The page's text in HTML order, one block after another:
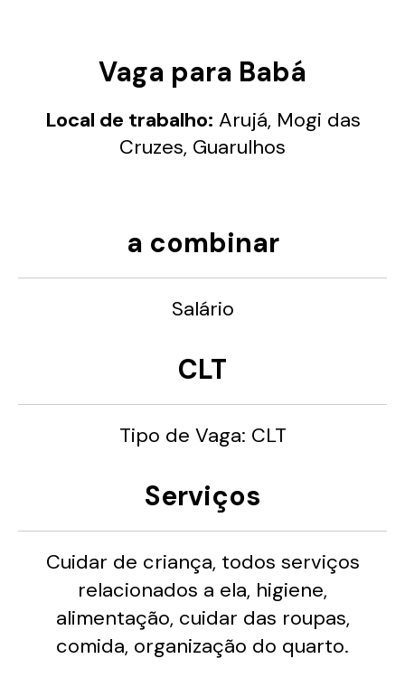
Vaga para Babá
Local de trabalho: Arujá, Mogi das
Cruzes, Guarulhos
a combinar
Salário
CLT
Tipo de Vaga: CLT
Serviços
Cuidar de criança, todos serviços
relacionados a ela, higiene,
alimentação, cuidar das roupas,
comida, organização do quarto.